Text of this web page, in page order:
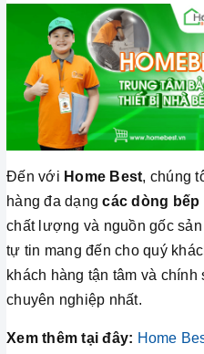
Đến với Home Best, chúng
hàng đa dạngcác dòng bếp
chất lượng và nguồn gốc
tự tin mang đến cho quý
khách hàng tận tâm và chính
chuyên nghiệp nhất.
Xem thêm tại đây: Home